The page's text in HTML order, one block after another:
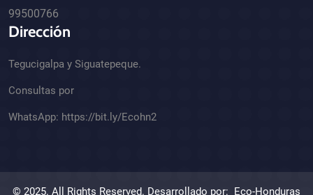
99500766
Dirección
Tegucigalpa y Siguatepeque.
Consultas por
WhatsApp: https://bit.ly/Ecohn2
© 2025. All Rights Reserved. Desarrollado por: Eco-Honduras